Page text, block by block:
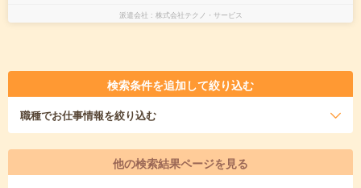
派遣会社 株式会社テクノ・サービス
検索条件を追加して絞り込む
職種でお仕事情報を絞り込む
他の検索結果ページを見る